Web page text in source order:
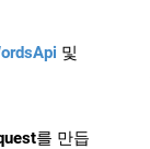
및
를 만듭